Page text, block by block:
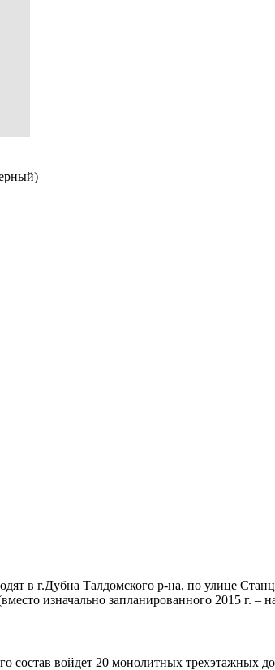
в г.Дубна Талдомского р-на, по улице
изначально запланированного 2015 г. –
состав войдет 20 монолитных